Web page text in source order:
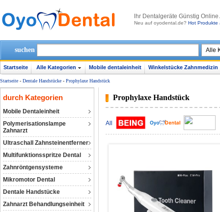
lhr Dentalgeräte Günstig
Neu auf oyodental.de? Hot Produkte
suchen
Startseite Alle Kategorien Mobile dentaleinheit Winkelstücke Zahnmedizin
Startseite - Dentale Handstücke - Prophylaxe Handstück
durch Kategorien
Mobile Dentaleinheit
Polymerisationslampe
Zahnarzt
Ultraschall Zahnsteinentferner
Multifunktionsspritze Dental
Zahnröntgensysteme
Mikromotor Dental
Dentale Handstücke
Zahnarzt Behandlungseinheit
Prophylaxe Handstück
All